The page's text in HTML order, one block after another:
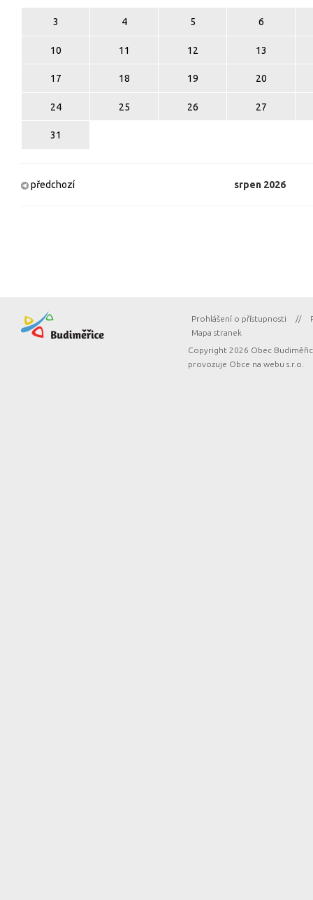
3 4 5 6
10 11 12 13
17 18 19 20
24 25 26 27
31
předchozí srpen 2026
Prohlášení o přístupnosti //
Mapa stranek
Copyright 2026 Obec
provozuje Obce na webu s.r.o.